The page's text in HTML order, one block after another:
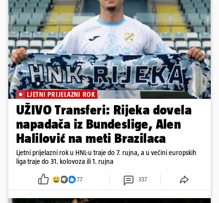
LJETNI PRIJELAZNI ROK
UŽIVO Transferi: Rijeka dovela
napadača iz Bundeslige, Alen
Halilović na meti Brazilaca
Ljetni prijelazni rok u HNL-u traje do 7. rujna, a u većini europskih
liga traje do 31. kolovoza ili 1. rujna
77 337